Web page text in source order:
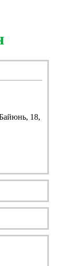
18,